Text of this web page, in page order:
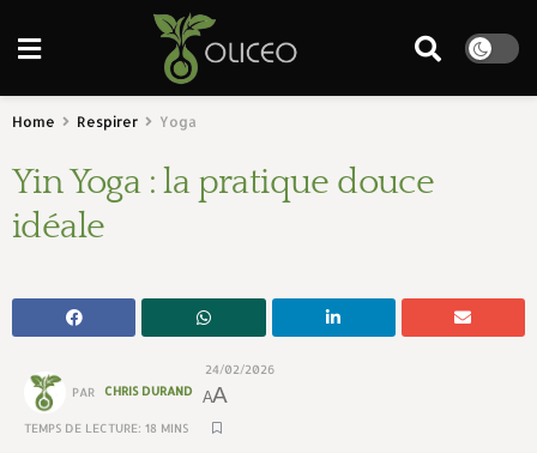
Home Respirer Yoga
Yin Yoga : la pratique douce
idéale
PAR CHRIS DURAND
TEMPS DE LECTURE: 18 MINS
24/02/2026
AA